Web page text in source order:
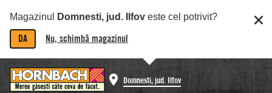
Magazinul Domnesti, jud. Ilfov este cel potrivit?
DA Nu, schimbă magazinul
Domnesti, jud. Ilfov